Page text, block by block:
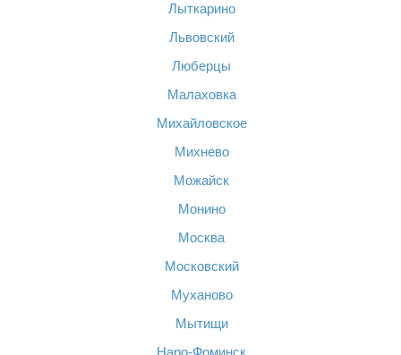
Лыткарино
Львовский
Люберцы
Малаховка
Михайловское
Михнево
Можайск
Монино
Москва
Московский
Муханово
Мытищи
Наро-Фоминск